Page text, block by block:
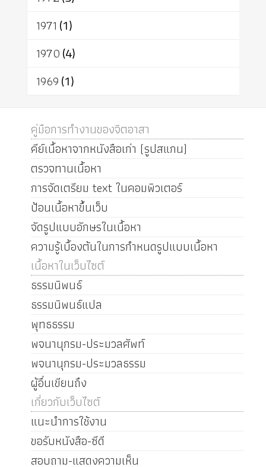
1971 (1)
1970(4)
1969(1)
คู่มือการทำงานของจิตอาสา
คีย์เนื้อหาจากหนังสือเก่า (รูปสแกน)
ตรวจทานเนื้อหา
การจัดเตรียม text ในคอมพิวเตอร์
ป้อนเนื้อหาขึ้นเว็บ
จัดรูปแบบอักษรในเนื้อหา
ความรู้เบื้องต้นในการกำหนดรูปแบบเนื้อหา
เนื้อหาในเว็บไซต์
ธรรมนิพนธ์
ธรรมนิพนธ์แปล
พุทธธรรม
พจนานุกรม-ประมวลศัพท์
พจนานุกรม-ประมวลธรรม
ผู้อื่นเขียนถึง
เกี่ยวกับเว็บไซต์
แนะนำการใช้งาน
ขอรับหนังสือ-ซีดี
สอบถาม-แสดงความเห็น